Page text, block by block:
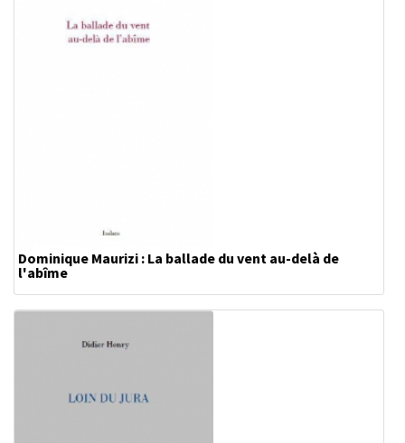
Dominique Maurizi : La ballade du vent au-delà de
l'abîme